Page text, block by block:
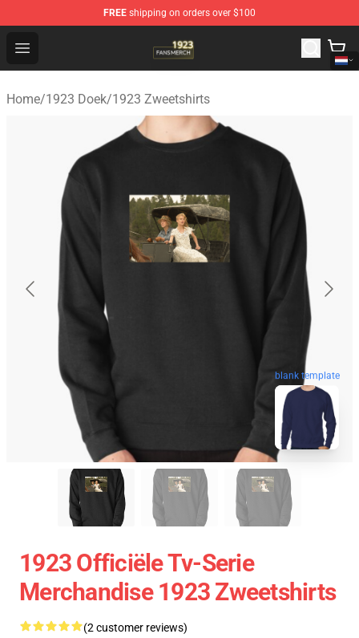
FREE shipping on orders over $100
Open menu
1923 Shop - Official 1923 Merchandise Store
Home/1923 Doek/1923 Zweetshirts
blank template
1923 Officiële Tv-Serie
Merchandise 1923 Zweetshirts
(2 customer reviews)